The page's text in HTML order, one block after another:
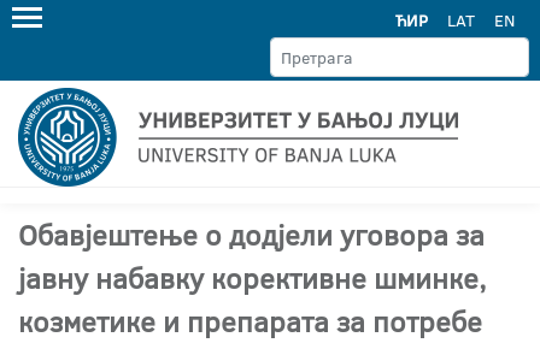
ЋИР LAT EN
Обавјештење о додјели уговора за
јавну набавку корективне шминке,
козметике и препарата за потребе